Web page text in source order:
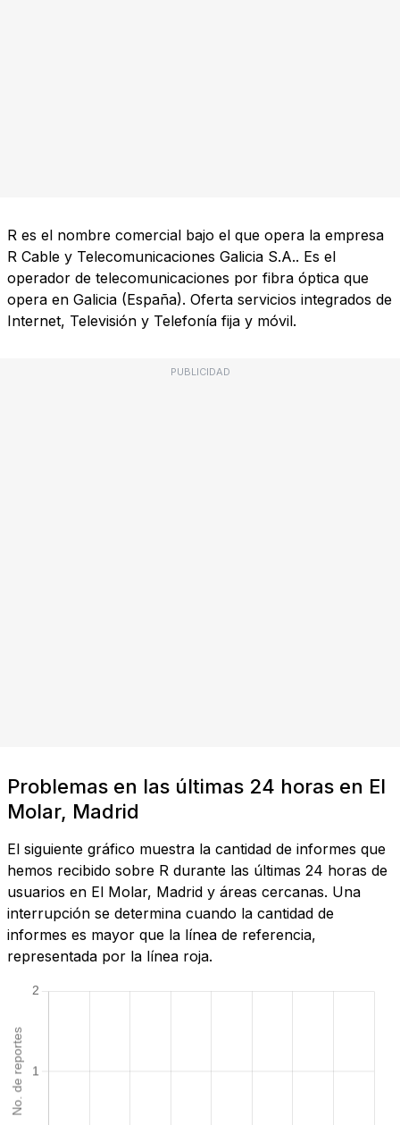
R es el nombre comercial bajo el que opera la empresa
R Cable y Telecomunicaciones Galicia S.A.. Es el
operador de telecomunicaciones por fibra óptica que
opera en Galicia (España). Oferta servicios integrados de
Internet, Televisión y Telefonía fija y móvil.
PUBLICIDAD
Problemas en las últimas 24 horas en El
Molar, Madrid
El siguiente gráfico muestra la cantidad de informes que
hemos recibido sobre R durante las últimas 24 horas de
usuarios en El Molar, Madrid y áreas cercanas. Una
interrupción se determina cuando la cantidad de
informes es mayor que la línea de referencia,
representada por la línea roja.